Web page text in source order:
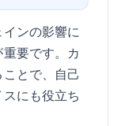
ンの影響に
要です。カ
とで、自己
にも役立ち